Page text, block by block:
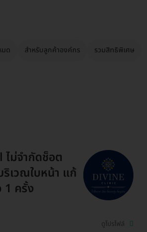
ด สำหรับลูกค้าองค์กร รวมสิทธิพิเศษ
ไม่จำกัดช็อต
เวณใบหน้า แก้
1 ครั้ง
ดูโปรไฟล์